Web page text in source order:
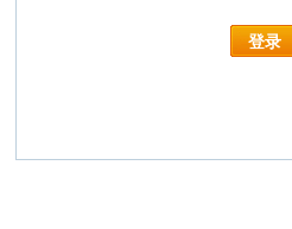
登录